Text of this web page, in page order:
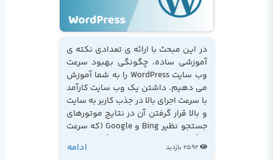
در این مبحث با ارائه ی تعدادی نکته ی
آموزشی ساده، چگونگی بهبود سرعت
وب سایت WordPress را به شما آموزش
می دهیم. داشتن یک وب سایت کارآمد
با سرعت اجرای بالا در جذب کاربر به سایت
و بالا قرار گرفتن آن در نتایج موتورهای
جستجو نظیر Bing و Google (که سرعت
بارگذاری سایت را در نظر می گیرند) نقش
اساسی ایفا می کند...
2592 بازدید ادامه